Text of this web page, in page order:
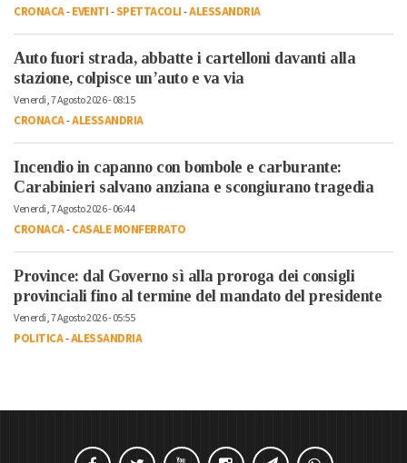
CRONACA-EVENTI-SPETTACOLI-ALESSANDRIA
Auto fuori strada, abbatte i cartelloni davanti alla
stazione, colpisce un’auto e va via
Venerdì, 7 Agosto 2026 - 08:15
CRONACA-ALESSANDRIA
Incendio in capanno con bombole e carburante:
Carabinieri salvano anziana e scongiurano tragedia
Venerdì, 7 Agosto 2026 - 06:44
CRONACA-CASALE MONFERRATO
Province: dal Governo sì alla proroga dei consigli
provinciali fino al termine del mandato del presidente
Venerdì, 7 Agosto 2026 - 05:55
POLITICA-ALESSANDRIA